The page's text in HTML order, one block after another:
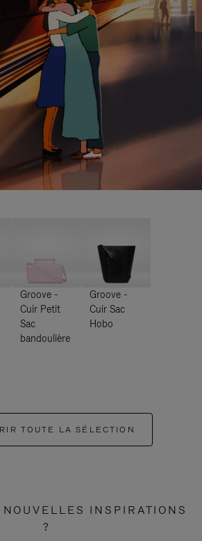
Groove -
Cuir Petit
Sac
bandoulière
Groove -
Cuir Sac
Hobo
TOUTE LA SÉLECTION
INSPIRATIONS
?